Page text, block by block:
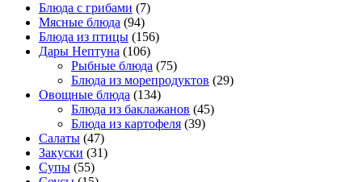
Блюда с грибами (7)
Мясные блюда (94)
Блюда из птицы (156)
Дары Нептуна (106)
Рыбные блюда (75)
Блюда из морепродуктов (29)
Овощные блюда (134)
Блюда из баклажанов (45)
Блюда из картофеля (39)
Салаты (47)
Закуски (31)
Супы (55)